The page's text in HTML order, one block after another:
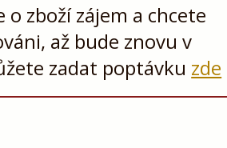
o zboží zájem a chcete
až bude znovu v
zadat poptávku zde